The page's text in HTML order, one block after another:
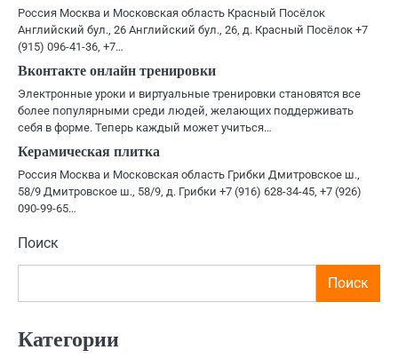
Россия Москва и Московская область Красный Посёлок
Английский бул., 26 Английский бул., 26, д. Красный Посёлок +7
(915) 096-41-36, +7…
Вконтакте онлайн тренировки
Электронные уроки и виртуальные тренировки становятся все
более популярными среди людей, желающих поддерживать
себя в форме. Теперь каждый может учиться…
Керамическая плитка
Россия Москва и Московская область Грибки Дмитровское ш.,
58/9 Дмитровское ш., 58/9, д. Грибки +7 (916) 628-34-45, +7 (926)
090-99-65…
Поиск
Поиск
Категории